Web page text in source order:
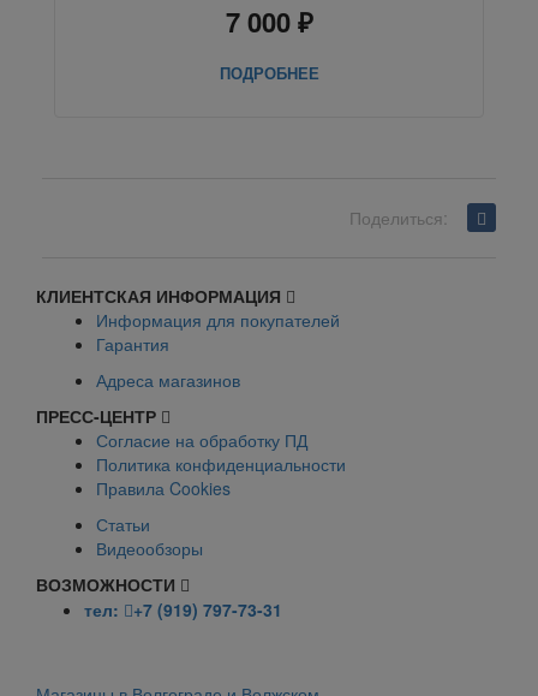
7 000 ₽
ПОДРОБНЕЕ
Поделиться:
КЛИЕНТСКАЯ ИНФОРМАЦИЯ
Информация для покупателей
Гарантия
Адреса магазинов
ПРЕСС-ЦЕНТР
Согласие на обработку ПД
Политика конфиденциальности
Правила Cookies
Статьи
Видеообзоры
ВОЗМОЖНОСТИ
тел:
+7 (919) 797-73-31